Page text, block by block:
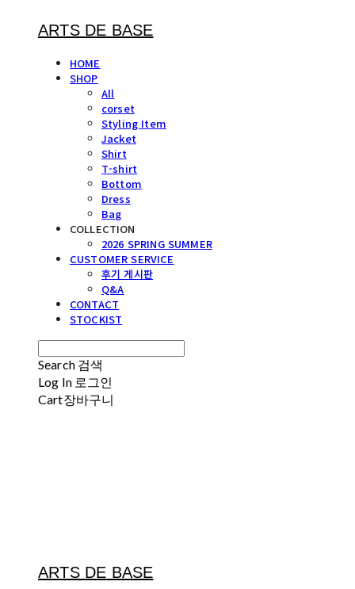
ARTS DE BASE
HOME
SHOP
All
corset
Styling Item
Jacket
Shirt
T-shirt
Bottom
Dress
Bag
COLLECTION
2026 SPRING SUMMER
CUSTOMER SERVICE
후기 게시판
Q&A
CONTACT
STOCKIST
Search 검색
Log In 로그인
Cart장바구니
ARTS DE BASE